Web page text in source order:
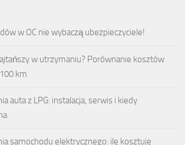
w OC nie wybaczą ubezpieczyciele!
w utrzymaniu? Porównanie kosztów
km
auta z LPG: instalacja, serwis i kiedy
samochodu elektrycznego: ile kosztuje